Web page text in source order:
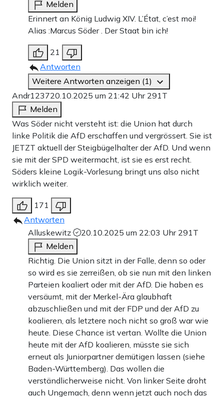
Melden
Erinnert an König Ludwig XIV. L’État, c’est moi!
Alias :Marcus Söder . Der Staat bin ich!
21
Antworten
Weitere Antworten anzeigen (1)
Andr123720.10.2025 um 21:42 Uhr 291T
Melden
Was Söder nicht versteht ist: die Union hat durch
linke Politik die AfD erschaffen und vergrössert. Sie ist
JETZT aktuell der Steigbügelhalter der AfD. Und wenn
sie mit der SPD weitermacht, ist sie es erst recht.
Söders kleine Logik-Vorlesung bringt uns also nicht
wirklich weiter.
171
Antworten
Alluskewitz
20.10.2025 um 22:03 Uhr 291T
Melden
Richtig. Die Union sitzt in der Falle, denn so oder
so wird es sie zerreißen, ob sie nun mit den linken
Parteien koaliert oder mit der AfD. Die haben es
versäumt, mit der Merkel-Ära glaubhaft
abzuschließen und mit der FDP und der AfD zu
koalieren, als letztere noch nicht so groß war wie
heute. Diese Chance ist vertan. Wollte die Union
heute mit der AfD koalieren, müsste sie sich
erneut als Juniorpartner demütigen lassen (siehe
Baden-Württemberg). Das wollen die
verständlicherweise nicht. Von linker Seite droht
auch Ungemach, denn wenn jetzt auch noch das